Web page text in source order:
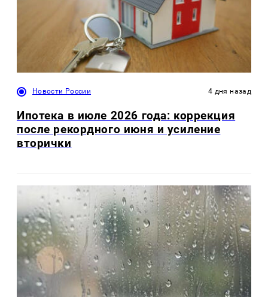
Новости России 4 дня назад
Ипотека в июле 2026 года: коррекция
после рекордного июня и усиление
вторички